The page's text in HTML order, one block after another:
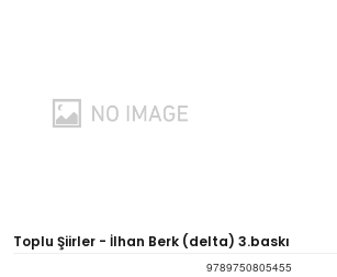
Toplu Şiirler - İlhan Berk (delta) 3.baskı
9789750805455